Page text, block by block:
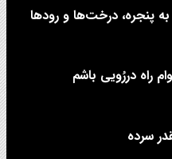
پنجره، درخت‌ها و رودها
راه دررُویی باشم
سرده